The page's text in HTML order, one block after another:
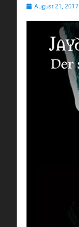
Veröffentlicht
August 21, 2017